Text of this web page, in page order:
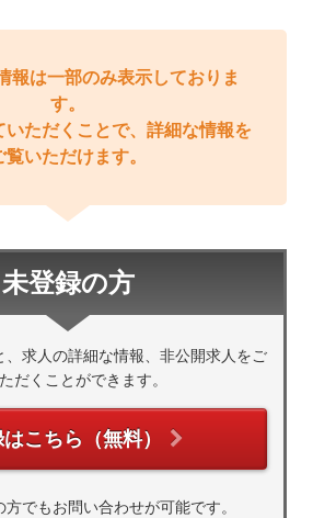
報は一部のみ表示しておりま
す。
いただくことで、詳細な情報を
覧いただけます。
未登録の方
、求人の詳細な情報、非公開求人をご
だくことができます。
こちら（無料）
方でもお問い合わせが可能です。